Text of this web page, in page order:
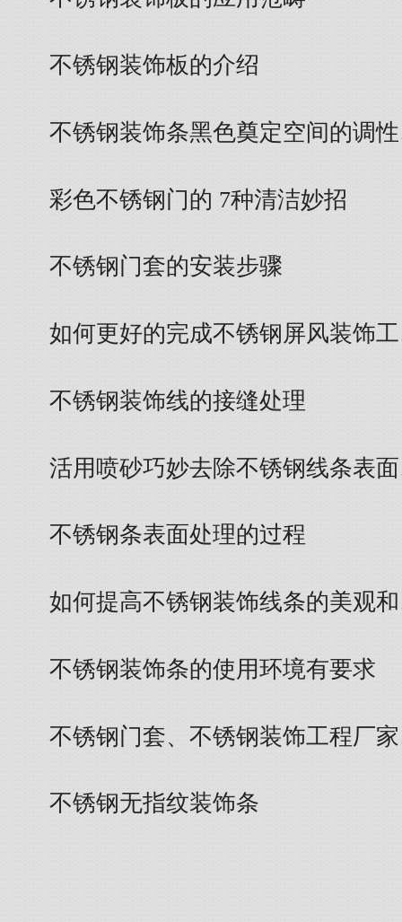
不锈钢装饰板的介绍
不锈钢装饰条黑色奠定空间的调
彩色不锈钢门的 7种清洁妙招
不锈钢门套的安装步骤
如何更好的完成不锈钢屏风装饰
不锈钢装饰线的接缝处理
活用喷砂巧妙去除不锈钢线条表
不锈钢条表面处理的过程
如何提高不锈钢装饰线条的美观
不锈钢装饰条的使用环境有要求
不锈钢门套、不锈钢装饰工程厂
不锈钢无指纹装饰条